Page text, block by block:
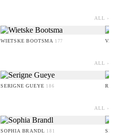
ALL ›
WIETSKE BOOTSMA 177
ALL ›
SERIGNE GUEYE 186
ALL ›
SOPHIA BRANDL 181